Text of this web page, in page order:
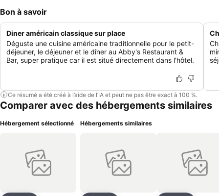
Bon à savoir
Diner américain classique sur place
Déguste une cuisine américaine traditionnelle pour le petit-
déjeuner, le déjeuner et le dîner au Abby's Restaurant &
Bar, super pratique car il est situé directement dans l'hôtel.
Ce résumé a été créé à l’aide de l’IA et peut ne pas être exact à 100 %.
Comparer avec des hébergements similaires
Hébergement sélectionné Hébergements similaires